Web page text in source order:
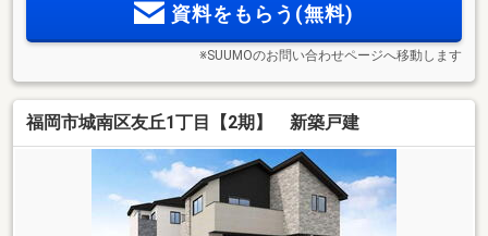
資料をもらう(無料)
※SUUMOのお問い合わせページへ移動します
福岡市城南区友丘1丁目【2期】 新築戸建